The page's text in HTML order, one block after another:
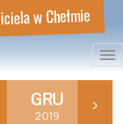
w Chełmie
GRU
2019